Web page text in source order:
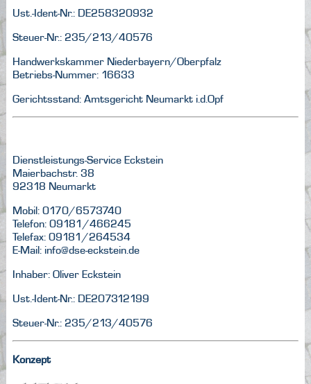
Ust.-Ident-Nr.: DE258320932
Steuer-Nr.: 235/213/40576
Handwerkskammer Niederbayern/Oberpfalz
Betriebs-Nummer: 16633
Gerichtsstand: Amtsgericht Neumarkt i.d.Opf
Dienstleistungs-Service Eckstein
Maierbachstr. 38
92318 Neumarkt
Mobil: 0170/6573740
Telefon: 09181/466245
Telefax: 09181/264534
E-Mail: info@dse-eckstein.de
Inhaber: Oliver Eckstein
Ust.-Ident-Nr.: DE207312199
Steuer-Nr.: 235/213/40576
Konzept